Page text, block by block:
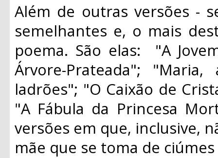
Além de outras versões -
semelhantes e, o mais
poema. São elas: "A
Árvore-Prateada";
ladrões"; "O Caixão de
"A Fábula da Princesa
versões em que, inclusive,
mãe que se toma de